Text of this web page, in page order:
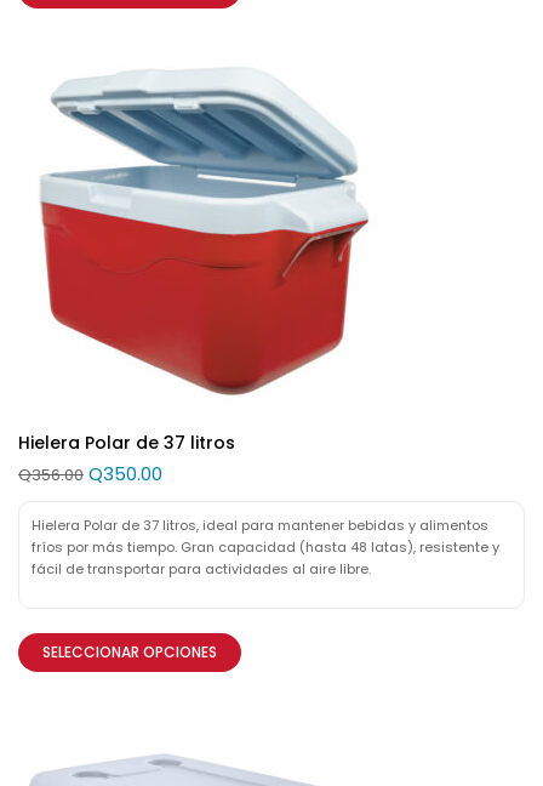
Hielera Polar de 37 litros
Q356.00 Q350.00
Hielera Polar de 37 litros, ideal para mantener bebidas y alimentos
fríos por más tiempo. Gran capacidad (hasta 48 latas), resistente y
fácil de transportar para actividades al aire libre.
SELECCIONAR OPCIONES